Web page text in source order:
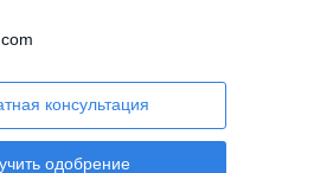
консультация
одобрение